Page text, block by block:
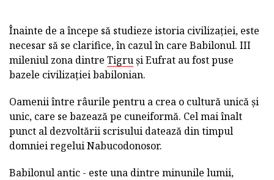
Înainte de a începe să studieze istoria civilizației, este
necesar să se clarifice, în cazul în care Babilonul. III
mileniul zona dintre Tigruși Eufrat au fost puse
bazele civilizației babilonian.
Oamenii între râurile pentru a crea o cultură unică și
unic, care se bazează pe cuneiformă. Cel mai înalt
punct al dezvoltării scrisului datează din timpul
domniei regelui Nabucodonosor.
Babilonul antic - este una dintre minunile lumii,